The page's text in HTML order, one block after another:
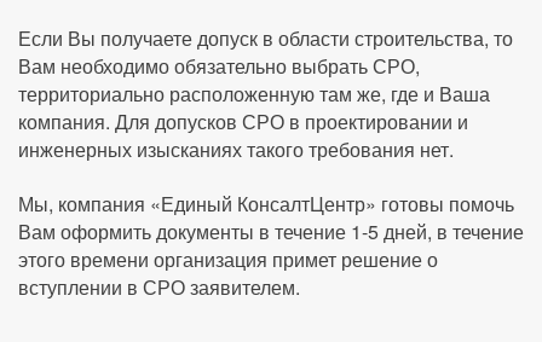
Если Вы получаете допуск в области строительства, то
Вам необходимо обязательно выбрать СРО,
территориально расположенную там же, где и Ваша
компания. Для допусков СРО в проектировании и
инженерных изысканиях такого требования нет.
Мы, компания «Единый КонсалтЦентр» готовы помочь
Вам оформить документы в течение 1-5 дней, в течение
этого времени организация примет решение о
вступлении в СРО заявителем.